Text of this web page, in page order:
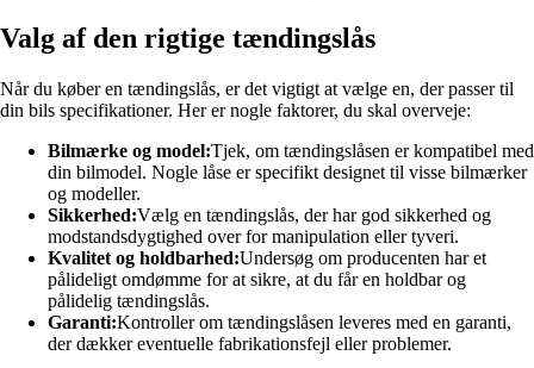
Valg af den rigtige tændingslås
Når du køber en tændingslås, er det vigtigt at vælge en, der passer til
din bils specifikationer. Her er nogle faktorer, du skal overveje:
Bilmærke og model:Tjek, om tændingslåsen er kompatibel med
din bilmodel. Nogle låse er specifikt designet til visse bilmærker
og modeller.
Sikkerhed:Vælg en tændingslås, der har god sikkerhed og
modstandsdygtighed over for manipulation eller tyveri.
Kvalitet og holdbarhed:Undersøg om producenten har et
pålideligt omdømme for at sikre, at du får en holdbar og
pålidelig tændingslås.
Garanti:Kontroller om tændingslåsen leveres med en garanti,
der dækker eventuelle fabrikationsfejl eller problemer.